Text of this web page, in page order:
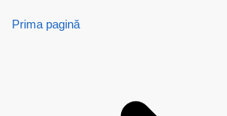
Prima pagină